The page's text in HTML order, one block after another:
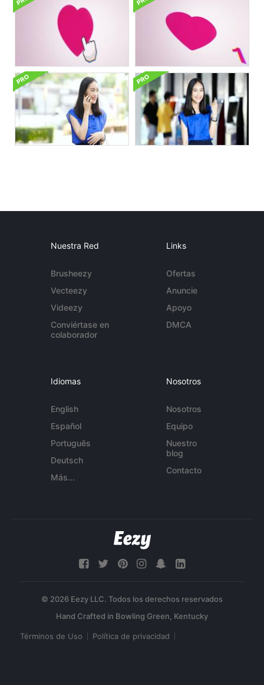
Nuestra Red
Brusheezy
Vecteezy
Videezy
Conviértase en
colaborador
Links
Ofertas
Anuncie
Apoyo
DMCA
Idiomas
English
Español
Português
Deutsch
Más...
Nosotros
Nosotros
Equipo
Nuestro
blog
Contacto
© 2026 Eezy LLC. Todos los derechos reservados
Términos de Uso Política de privacidad